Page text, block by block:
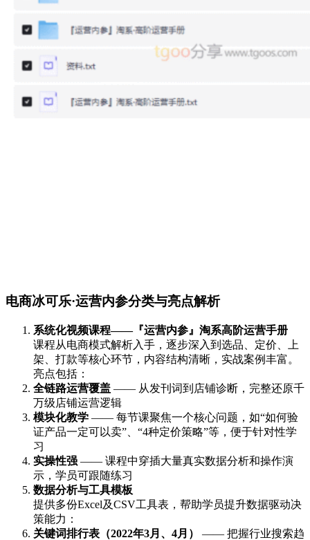
电商冰可乐·运营内参分类与亮点解析
系统化视频课程——『运营内参』淘系高阶运营手册
课程从电商模式解析入手，逐步深入到选品、定价、上
架、打款等核心环节，内容结构清晰，实战案例丰富。
亮点包括：
全链路运营覆盖 —— 从发刊词到店铺诊断，完整还原千
万级店铺运营逻辑
模块化教学 —— 每节课聚焦一个核心问题，如“如何验
证产品一定可以卖”、“4种定价策略”等，便于针对性学
习
实操性强 —— 课程中穿插大量真实数据分析和操作演
示，学员可跟随练习
数据分析与工具模板
提供多份Excel及CSV工具表，帮助学员提升数据驱动决
策能力：
关键词排行表（2022年3月、4月）
—— 把握行业搜索趋